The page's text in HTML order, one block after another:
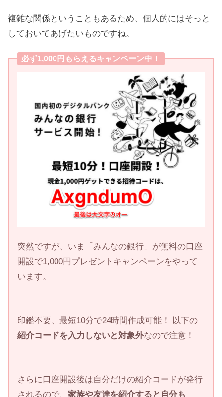
複雑な関係ということもあるため、個人的にはそっと
しておいてあげたいものですね。
必ず1,000円もらえるキャンペーン中！
突然ですが、いま「みんなの銀行」が無料の口座
開設で1,000円プレゼントキャンペーンをやって
います。
印鑑不要、最短10分で24時間作成可能！ 以下の
紹介コードを入力しないと対象外なので注意！
さらに口座開設後は自分だけの紹介コードが発行
されるので、家族や友達を紹介すると自分も